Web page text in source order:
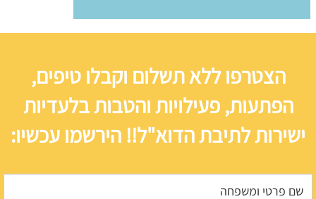
הצטרפו ללא תשלום וקבלו טיפים,
הפתעות, פעילויות והטבות בלעדיות
ישירות לתיבת הדוא"ל!! הירשמו עכשיו: